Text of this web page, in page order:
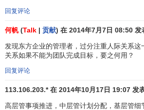
回复评论
何帆(Talk | 贡献) 在 2014年7月7日 08:50 发
发现东方企业的管理者，过分注重人际关系
关系如果不能为团队完成目标，要之何用？
回复评论
113.106.203.* 在 2014年10月17日 19:07 发
高层管事项推进，中层管计划分配，基层管细